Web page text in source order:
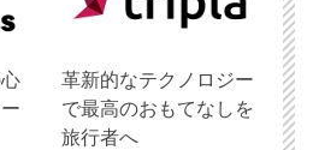
革新的なテクノロジー
で最高のおもてなしを
旅行者へ